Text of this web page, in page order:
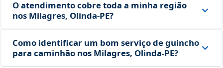
O atendimento cobre toda a minha região
nos Milagres, Olinda‑PE?
Como identificar um bom serviço de guincho
para caminhão nos Milagres, Olinda‑PE?